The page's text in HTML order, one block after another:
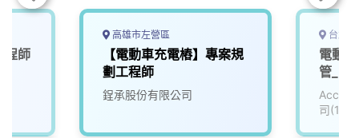
程師
高雄市左營區
【電動車充電樁】專案規
劃工程師
鋥承股份有限公司
台北
電動
管_電
司